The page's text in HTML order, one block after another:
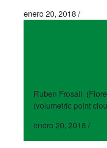
enero 20, 2018 /
Ruben Frosali
(volumetric point
enero 20, 2018 /